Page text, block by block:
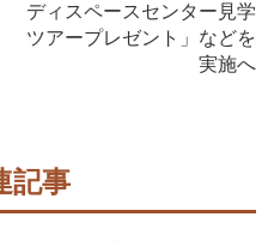
ディスペースセンター見学
ツアープレゼント」などを
実施へ
記事